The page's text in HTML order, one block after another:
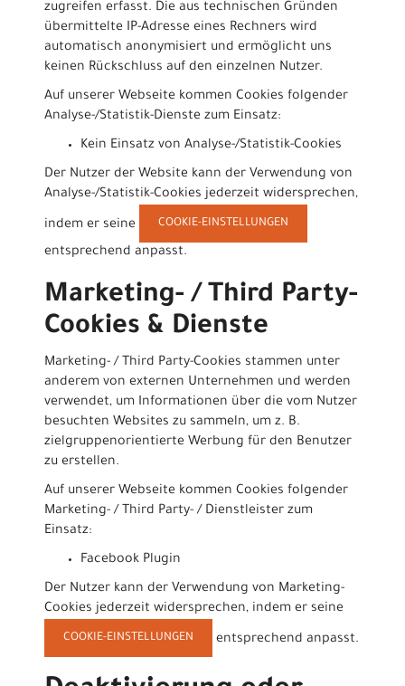
zugreifen erfasst. Die aus technischen Gründen
übermittelte IP-Adresse eines Rechners wird
automatisch anonymisiert und ermöglicht uns
keinen Rückschluss auf den einzelnen Nutzer.
Auf unserer Webseite kommen Cookies folgender
Analyse-/Statistik-Dienste zum Einsatz:
Kein Einsatz von Analyse-/Statistik-Cookies
Der Nutzer der Website kann der Verwendung von
Analyse-/Statistik-Cookies jederzeit widersprechen,
indem er seine COOKIE-EINSTELLUNGEN
entsprechend anpasst.
Marketing- / Third Party-
Cookies & Dienste
Marketing- / Third Party-Cookies stammen unter
anderem von externen Unternehmen und werden
verwendet, um Informationen über die vom Nutzer
besuchten Websites zu sammeln, um z. B.
zielgruppenorientierte Werbung für den Benutzer
zu erstellen.
Auf unserer Webseite kommen Cookies folgender
Marketing- / Third Party- / Dienstleister zum
Einsatz:
Facebook Plugin
Der Nutzer kann der Verwendung von Marketing-
Cookies jederzeit widersprechen, indem er seine
COOKIE-EINSTELLUNGEN entsprechend anpasst.